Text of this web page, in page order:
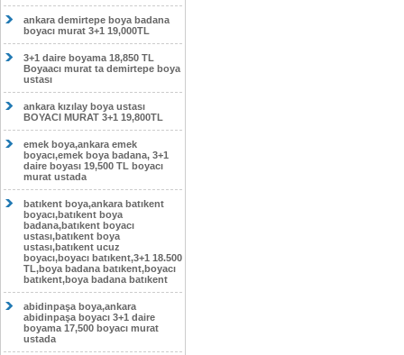
ankara demirtepe boya badana
boyacı murat 3+1 19,000TL
3+1 daire boyama 18,850 TL
Boyaacı murat ta demirtepe boya
ustası
ankara kızılay boya ustası
BOYACI MURAT 3+1 19,800TL
emek boya,ankara emek
boyacı,emek boya badana, 3+1
daire boyası 19,500 TL boyacı
murat ustada
batıkent boya,ankara batıkent
boyacı,batıkent boya
badana,batıkent boyacı
ustası,batıkent boya
ustası,batıkent ucuz
boyacı,boyacı batıkent,3+1 18.500
TL,boya badana batıkent,boyacı
batıkent,boya badana batıkent
abidinpaşa boya,ankara
abidinpaşa boyacı 3+1 daire
boyama 17,500 boyacı murat
ustada